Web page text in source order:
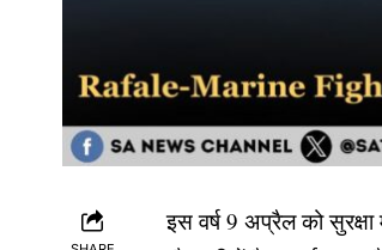
इस वर्ष 9 अप्रैल को